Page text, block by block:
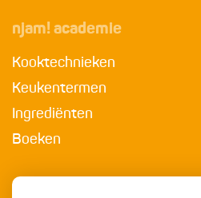
njam! academie
Kooktechnieken
Keukentermen
Ingrediënten
Boeken